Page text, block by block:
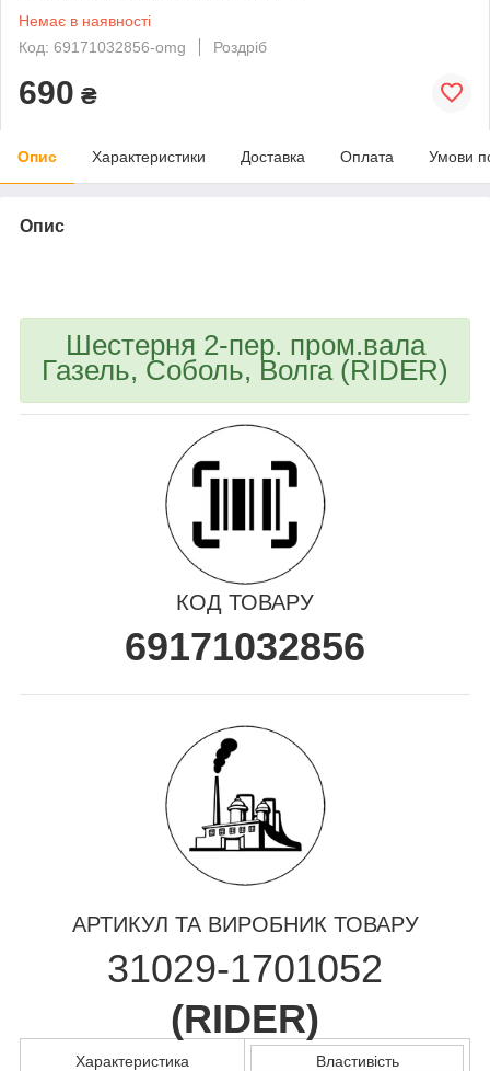
Немає в наявності
Код: 69171032856-omg
Роздріб
690 ₴
Опис Характеристики Доставка Оплата Умови
Опис
Шестерня 2-пер. пром.вала
Газель, Соболь, Волга (RIDER)
КОД ТОВАРУ
69171032856
АРТИКУЛ ТА ВИРОБНИК ТОВАРУ
31029-1701052
(RIDER)
Характеристика Властивість